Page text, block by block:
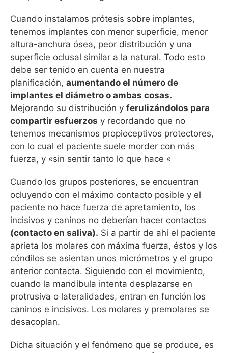
Cuando instalamos prótesis sobre implantes,
tenemos implantes con menor superficie, menor
altura-anchura ósea, peor distribución y una
superficie oclusal similar a la natural. Todo esto
debe ser tenido en cuenta en nuestra
planificación, aumentando el número de
implantes el diámetro o ambas cosas.
Mejorando su distribución y ferulizándolos para
compartir esfuerzos y recordando que no
tenemos mecanismos propioceptivos protectores,
con lo cual el paciente suele morder con más
fuerza, y «sin sentir tanto lo que hace «
Cuando los grupos posteriores, se encuentran
ocluyendo con el máximo contacto posible y el
paciente no hace fuerza de apretamiento, los
incisivos y caninos no deberían hacer contactos
(contacto en saliva). Si a partir de ahí el paciente
aprieta los molares con máxima fuerza, éstos y los
cóndilos se asientan unos micrómetros y el grupo
anterior contacta. Siguiendo con el movimiento,
cuando la mandíbula intenta desplazarse en
protrusiva o lateralidades, entran en función los
caninos e incisivos. Los molares y premolares se
desacoplan.
Dicha situación y el fenómeno que se produce, es